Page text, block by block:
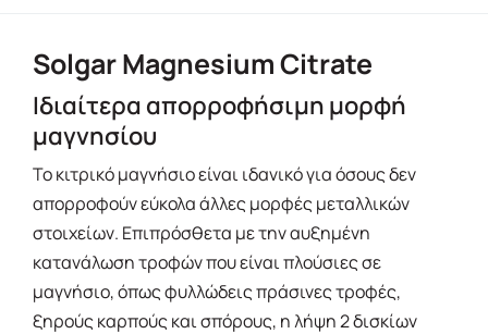
Solgar Magnesium Citrate
Ιδιαίτερα απορροφήσιμη μορφή
μαγνησίου
Το κιτρικό μαγνήσιο είναι ιδανικό για όσους δεν
απορροφούν εύκολα άλλες μορφές μεταλλικών
στοιχείων. Επιπρόσθετα με την αυξημένη
κατανάλωση τροφών που είναι πλούσιες σε
μαγνήσιο, όπως φυλλώδεις πράσινες τροφές,
ξηρούς καρπούς και σπόρους, η λήψη 2 δισκίων